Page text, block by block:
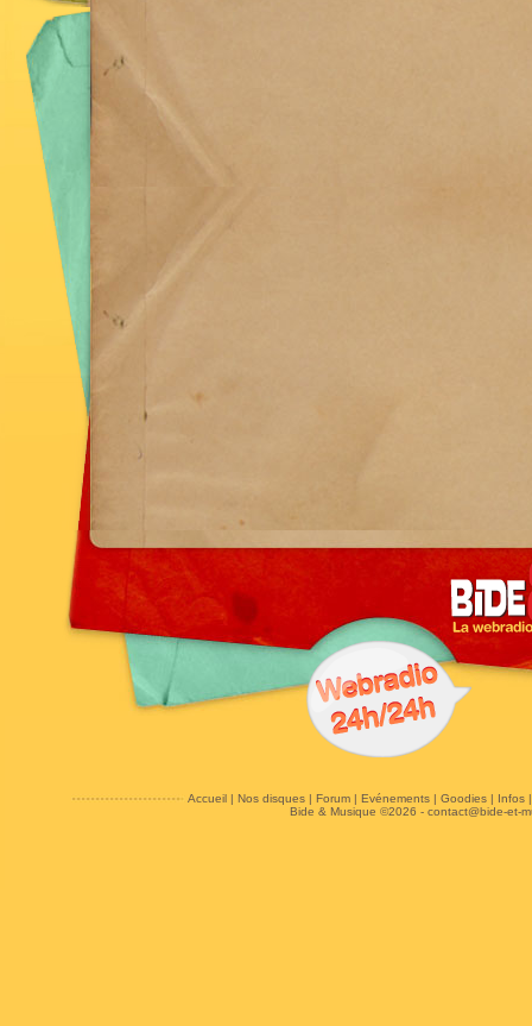
Accueil| Nos disques| Forum| Evénements| Goodies| Infos
Bide & Musique ©2026 - contact@bide-et-